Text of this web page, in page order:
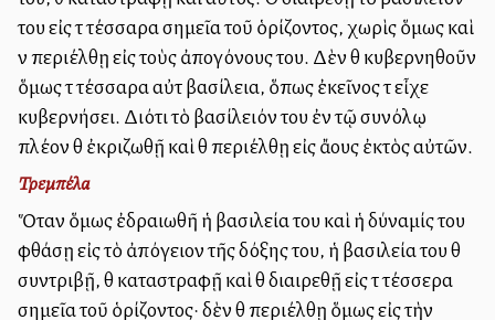
του εἰς τὰ τέσσαρα σημεῖα τοῦ ὁρίζοντος, χωρὶς ὅμως καὶ
νὰ περιέλθῃ εἰς τοὺς ἀπογόνους του. Δὲν θὰ κυβερνηθοῦν
ὅμως τὰ τέσσαρα αὐτὰ βασίλεια, ὅπως ἐκεῖνος τὰ εἶχε
κυβερνήσει. Διότι τὸ βασίλειόν του ἐν τῷ συνόλῳ
πλέον θὰ ἐκριζωθῇ καὶ θὰ περιέλθῃ εἰς ἄλλους ἐκτὸς αὐτῶν.
Τρεμπέλα
Ὅταν ὅμως ἐδραιωθῆ ἡ βασιλεία του καὶ ἡ δύναμίς του
φθάσῃ εἰς τὸ ἀπόγειον τῆς δόξης του, ἡ βασιλεία του θὰ
συντριβῇ, θὰ καταστραφῇ καὶ θὰ διαιρεθῇ εἰς τὰ τέσσερα
σημεῖα τοῦ ὁρίζοντος· δὲν θὰ περιέλθῃ ὅμως εἰς τὴν